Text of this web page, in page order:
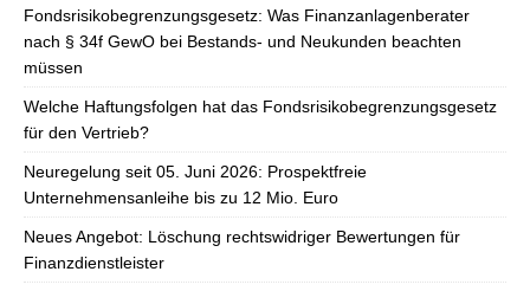
Fondsrisikobegrenzungsgesetz: Was Finanzanlagenberater
nach § 34f GewO bei Bestands- und Neukunden beachten
müssen
Welche Haftungsfolgen hat das Fondsrisikobegrenzungsgesetz
für den Vertrieb?
Neuregelung seit 05. Juni 2026: Prospektfreie
Unternehmensanleihe bis zu 12 Mio. Euro
Neues Angebot: Löschung rechtswidriger Bewertungen für
Finanzdienstleister